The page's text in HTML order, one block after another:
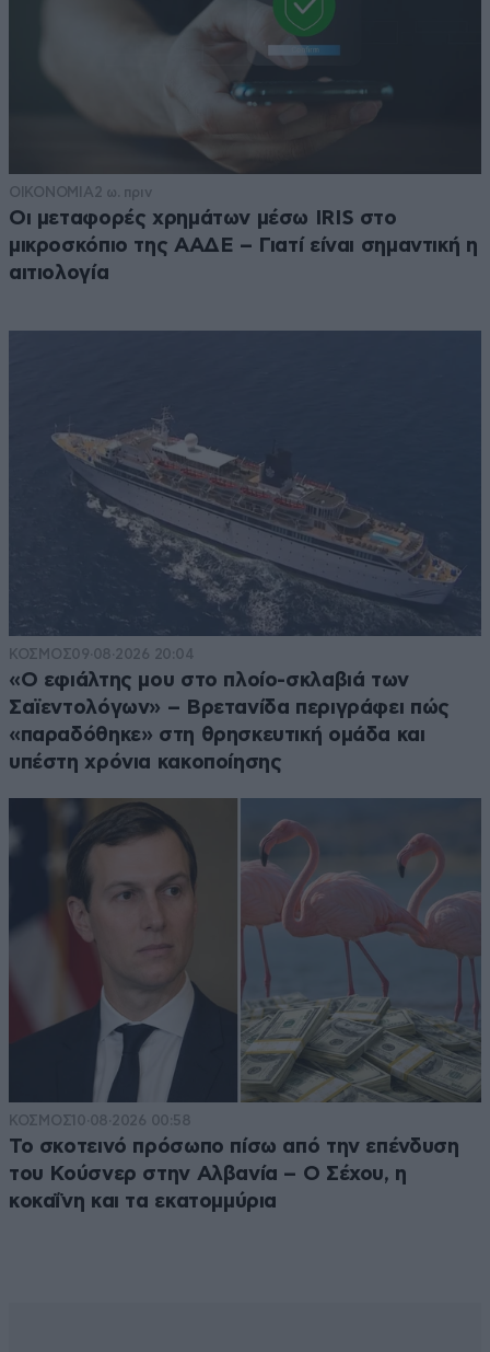
ΟΙΚΟΝΟΜΙΑ 2 ω. πριν
Οι μεταφορές χρημάτων μέσω IRIS στο
μικροσκόπιο της ΑΑΔΕ – Γιατί είναι σημαντική η
αιτιολογία
ΚΟΣΜΟΣ09·08·2026 20:04
«Ο εφιάλτης μου στο πλοίο-σκλαβιά των
Σαϊεντολόγων» – Βρετανίδα περιγράφει πώς
«παραδόθηκε» στη θρησκευτική ομάδα και
υπέστη χρόνια κακοποίησης
ΚΟΣΜΟΣ10·08·2026 00:58
Το σκοτεινό πρόσωπο πίσω από την επένδυση
του Κούσνερ στην Αλβανία – Ο Σέχου, η
κοκαΐνη και τα εκατομμύρια